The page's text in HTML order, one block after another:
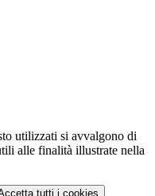
utilizzati si avvalgono di
alle finalità illustrate nella
tutti i cookies